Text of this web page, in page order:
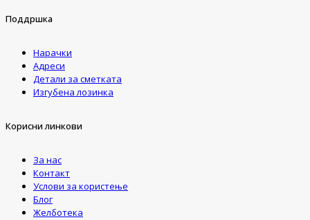
Поддршка
Нарачки
Адреси
Детали за сметката
Изгубена лозинка
Корисни линкови
За нас
Контакт
Услови за користење
Блог
Желботека